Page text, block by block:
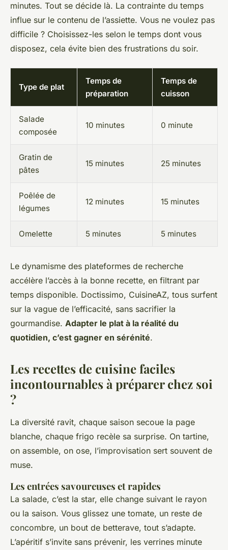
minutes. Tout se décide là. La contrainte du temps
influe sur le contenu de l’assiette. Vous ne voulez pas
difficile ? Choisissez-les selon le temps dont vous
disposez, cela évite bien des frustrations du soir.
Type de plat
Temps de
préparation
Temps de
cuisson
Salade
composée
10 minutes 0 minute
Gratin de
pâtes
15 minutes 25 minutes
Poêlée de
légumes
12 minutes 15 minutes
Omelette 5 minutes 5 minutes
Le dynamisme des plateformes de recherche
accélère l’accès à la bonne recette, en filtrant par
temps disponible. Doctissimo, CuisineAZ, tous surfent
sur la vague de l’efficacité, sans sacrifier la
gourmandise. Adapter le plat à la réalité du
quotidien, c’est gagner en sérénité.
Les recettes de cuisine faciles
incontournables à préparer chez soi
?
La diversité ravit, chaque saison secoue la page
blanche, chaque frigo recèle sa surprise. On tartine,
on assemble, on ose, l’improvisation sert souvent de
muse.
Les entrées savoureuses et rapides
La salade, c’est la star, elle change suivant le rayon
ou la saison. Vous glissez une tomate, un reste de
concombre, un bout de betterave, tout s’adapte.
L’apéritif s’invite sans prévenir, les verrines minute